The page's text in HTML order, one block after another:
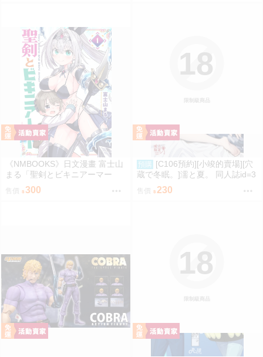
《NMBOOKS》日文漫畫 富士山
まる「聖剣とビキニアーマー
售價 300
限制級商品
18
預購
[C106預約][小竣的賣場][穴
蔵で冬眠。]濡と夏。 同人誌id=3
181919
售價 230
限制級商品
18